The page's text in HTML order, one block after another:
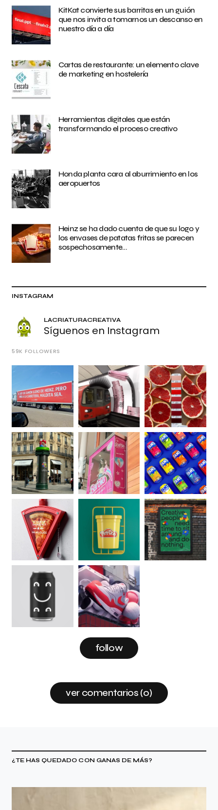
KitKat convierte sus barritas en un guión
que nos invita a tomarnos un descanso en
nuestro día a día
Cartas de restaurante: un elemento clave
de marketing en hostelería
Herramientas digitales que están
transformando el proceso creativo
Honda planta cara al aburrimiento en los
aeropuertos
Heinz se ha dado cuenta de que su logo y
los envases de patatas fritas se parecen
sospechosamente…
INSTAGRAM
LACRIATURACREATIVA
Síguenos en Instagram
59K FOLLOWERS
follow
ver comentarios (0)
¿TE HAS QUEDADO CON GANAS DE MÁS?